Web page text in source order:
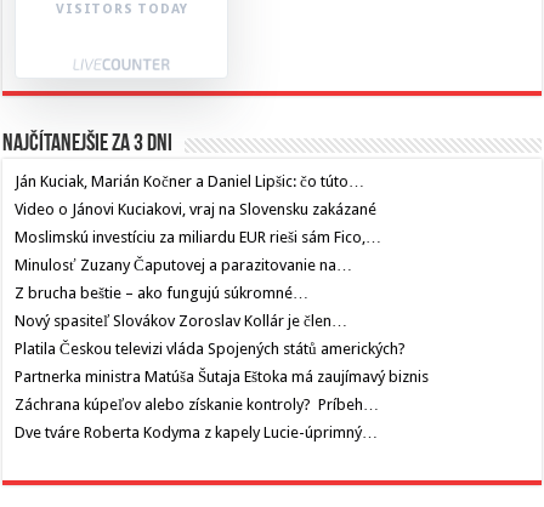
VISITORS TODAY
Najčítanejšie za 3 dni
Ján Kuciak, Marián Kočner a Daniel Lipšic: čo túto…
Video o Jánovi Kuciakovi, vraj na Slovensku zakázané
Moslimskú investíciu za miliardu EUR rieši sám Fico,…
Minulosť Zuzany Čaputovej a parazitovanie na…
Z brucha beštie – ako fungujú súkromné…
Nový spasiteľ Slovákov Zoroslav Kollár je člen…
Platila Českou televizi vláda Spojených států amerických?
Partnerka ministra Matúša Šutaja Eštoka má zaujímavý biznis
Záchrana kúpeľov alebo získanie kontroly? Príbeh…
Dve tváre Roberta Kodyma z kapely Lucie-úprimný…